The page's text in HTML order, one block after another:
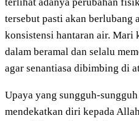
tersebut pasti akan berlubang
konsistensi hantaran air. Mari
dalam beramal dan selalu
agar senantiasa dibimbing di
Upaya yang sungguh-
mendekatkan diri kepada